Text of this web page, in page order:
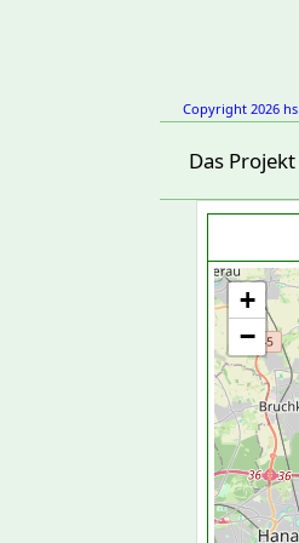
Copyright 2026 hs
Das Projekt
+
−